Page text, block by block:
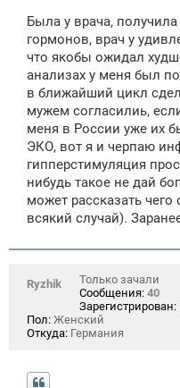
Была у врача,
гормонов, врач у
что якобы ожидал
анализах у меня был
в ближайший цикл
мужем согласилиь,
меня в России уже их
ЭКО, вот я и черпаю
гипперстимуляция
нибудь такое не дай
может рассказать чего
всякий случай).
Ryzhik
Только зачали
Сообщения: 40
Зарегистрирован:
Пол: Женский
Откуда: Германия